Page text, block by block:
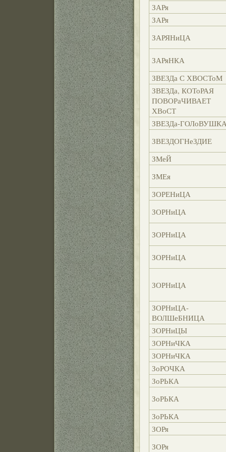
ЗАРя
ЗАРя
ЗАРЯНиЦА
ЗАРяНКА
ЗВЕЗДа С ХВОСТоМ
ЗВЕЗДа, КОТоРАЯ
ПОВОРаЧИВАЕТ
ХВоСТ
ЗВЕЗДа-
ЗВЕЗДОГНеЗДИЕ
ЗМеЙ
ЗМЕя
ЗОРЕНиЦА
ЗОРНиЦА
ЗОРНиЦА
ЗОРНиЦА
ЗОРНиЦА
ЗОРНиЦА-
ВОЛШеБНИЦА
ЗОРНиЦЫ
ЗОРНиЧКА
ЗОРНиЧКА
ЗоРОЧКА
ЗоРЬКА
ЗоРЬКА
ЗоРЬКА
ЗОРя
ЗОРя